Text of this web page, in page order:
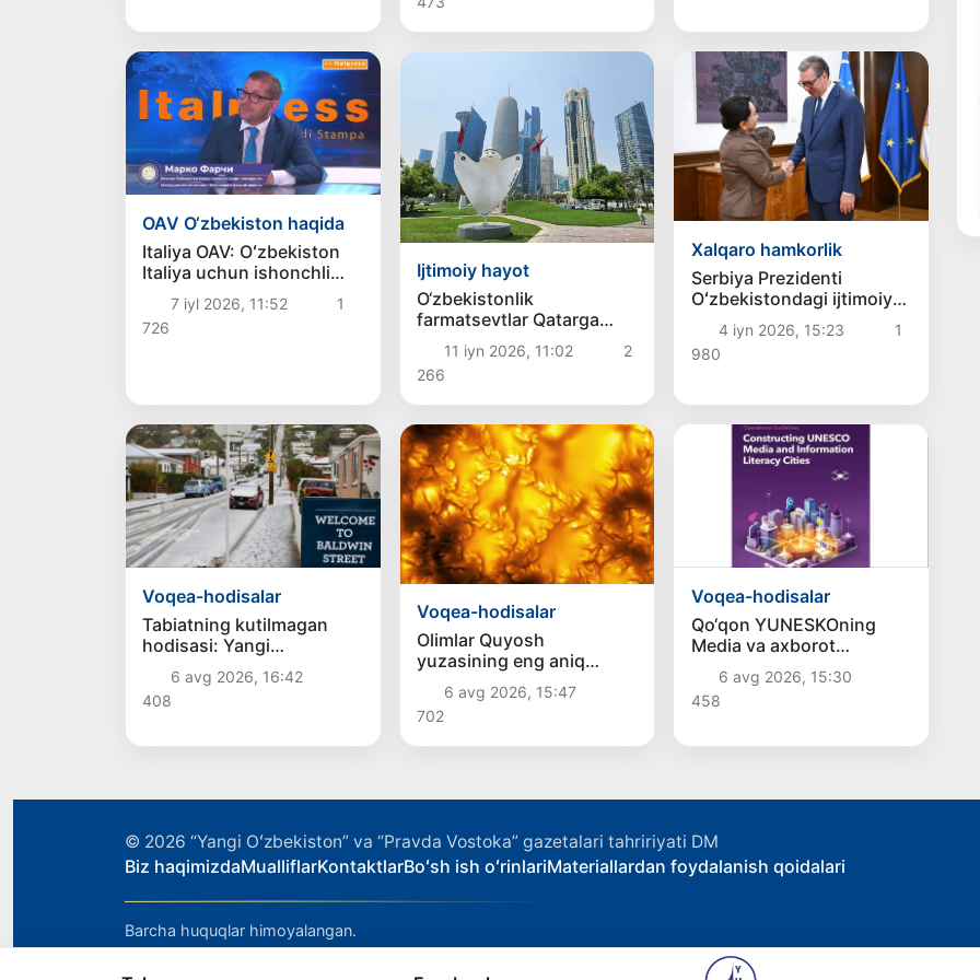
OAV O‘zbеkiston haqida
Italiya OAV: Oʻzbekiston
Italiya uchun ishonchli
mehnat hamkoriga
aylanmoqda
7 iyl 2026, 11:52
1
726
Ijtimoiy hayot
O‘zbekistonlik
farmatsevtlar Qatarga
ishga taklif etilmoqda:
oylik maosh 2000
dollargacha
11 iyn 2026, 11:02
2
266
Xalqaro hamkorlik
Serbiya Prezidenti
Oʻzbekistondagi ijtimoiy-
iqtisodiy taraqqiyot
surʼatlarini yuksak
baholadi
4 iyn 2026, 15:23
1
980
Voqea-hodisalar
Tabiatning kutilmagan
hodisasi: Yangi
Zelandiyaga qalin qor
yog‘di6 avg 2026, 16:42
408
Voqea-hodisalar
Olimlar Quyosh
yuzasining eng aniq
tasvirlarini e’lon qilishdi
6 avg 2026, 15:47
702
Voqea-hodisalar
Qo‘qon YUNESKOning
Media va axborot
savodxonligi bo‘yicha
Global alyansiga qo‘shildi
6 avg 2026, 15:30
458
© 2026 “Yangi Oʻzbekiston” va “Pravda Vostoka” gazetalari tahririyati DM
Biz haqimizdaMualliflarKontaktlarBoʻsh ish oʻrinlariMateriallardan foydalanish qoidalari
Barcha huquqlar himoyalangan.